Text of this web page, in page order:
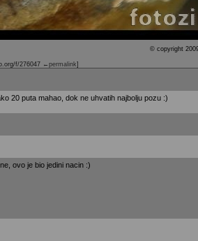
© copyright
f/276047 ←permalink]
20 puta mahao, dok ne uhvatih najbolju pozu :)
ovo je bio jedini nacin :)